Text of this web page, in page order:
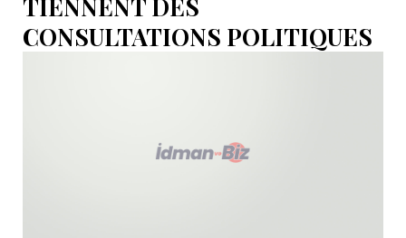
TIENNENT DES
CONSULTATIONS POLITIQUES